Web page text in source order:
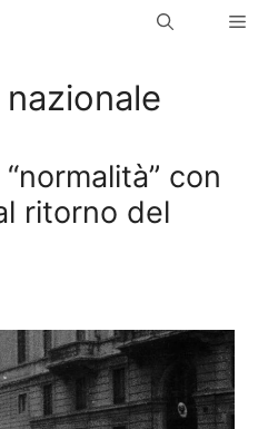
con
ritorno del